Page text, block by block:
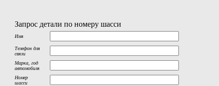
Запрос детали по номеру шасси
Имя
Телефон для
связи
Марка, год
автомобиля
Номер
шасси